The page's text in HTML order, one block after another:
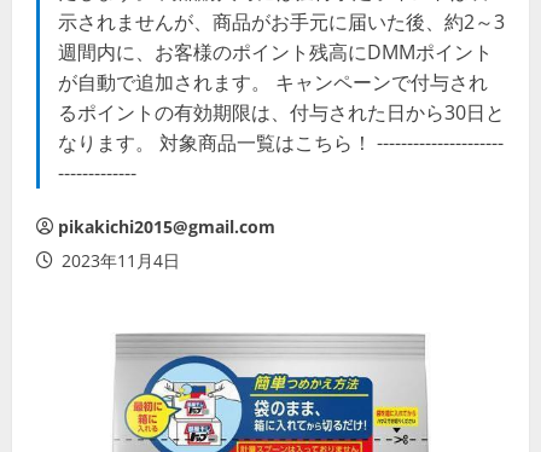
示されませんが、商品がお手元に届いた後、約2～3
週間内に、お客様のポイント残高にDMMポイント
が自動で追加されます。 キャンペーンで付与され
るポイントの有効期限は、付与された日から30日と
なります。 対象商品一覧はこちら！ ---------------------
-------------
pikakichi2015@gmail.com
2023年11月4日